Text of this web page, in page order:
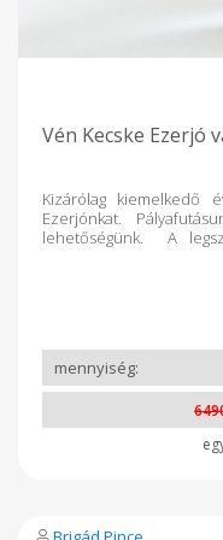
Vén Kecske Ezerjó
Kizárólag kiemelkedő
Ezerjónkat.
lehetőségünk. A
áztatást és
negyedtöltésű 400l- es